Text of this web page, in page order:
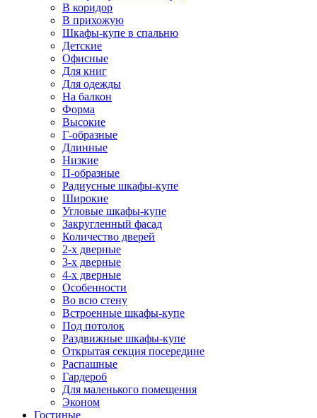
В коридор
В прихожую
Шкафы-купе в спальню
Детские
Офисные
Для книг
Для одежды
На балкон
Форма
Высокие
Г-образные
Длинные
Низкие
П-образные
Радиусные шкафы-купе
Широкие
Угловые шкафы-купе
Закругленный фасад
Количество дверей
2-х дверные
3-х дверные
4-х дверные
Особенности
Во всю стену
Встроенные шкафы-купе
Под потолок
Раздвижные шкафы-купе
Открытая секция посередине
Распашные
Гардероб
Для маленького помещения
Эконом
Гостиные